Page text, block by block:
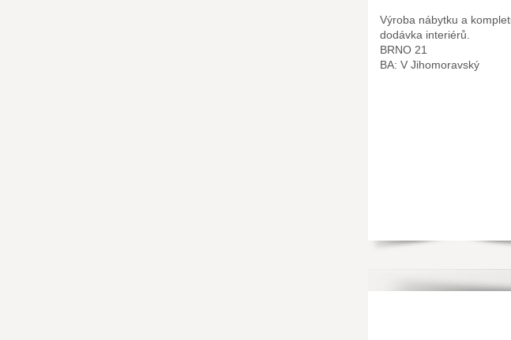
Výroba nábytku a
dodávka interiérů.
BRNO 21
BA: V Jihomoravský